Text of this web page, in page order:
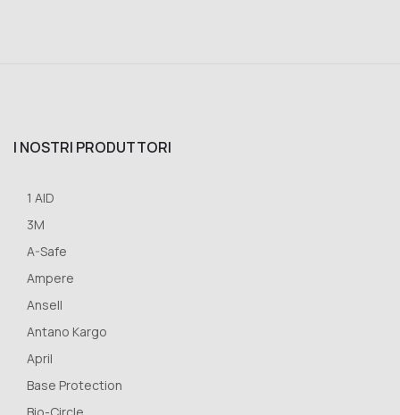
I NOSTRI PRODUTTORI
1 AID
3M
A-Safe
Ampere
Ansell
Antano Kargo
April
Base Protection